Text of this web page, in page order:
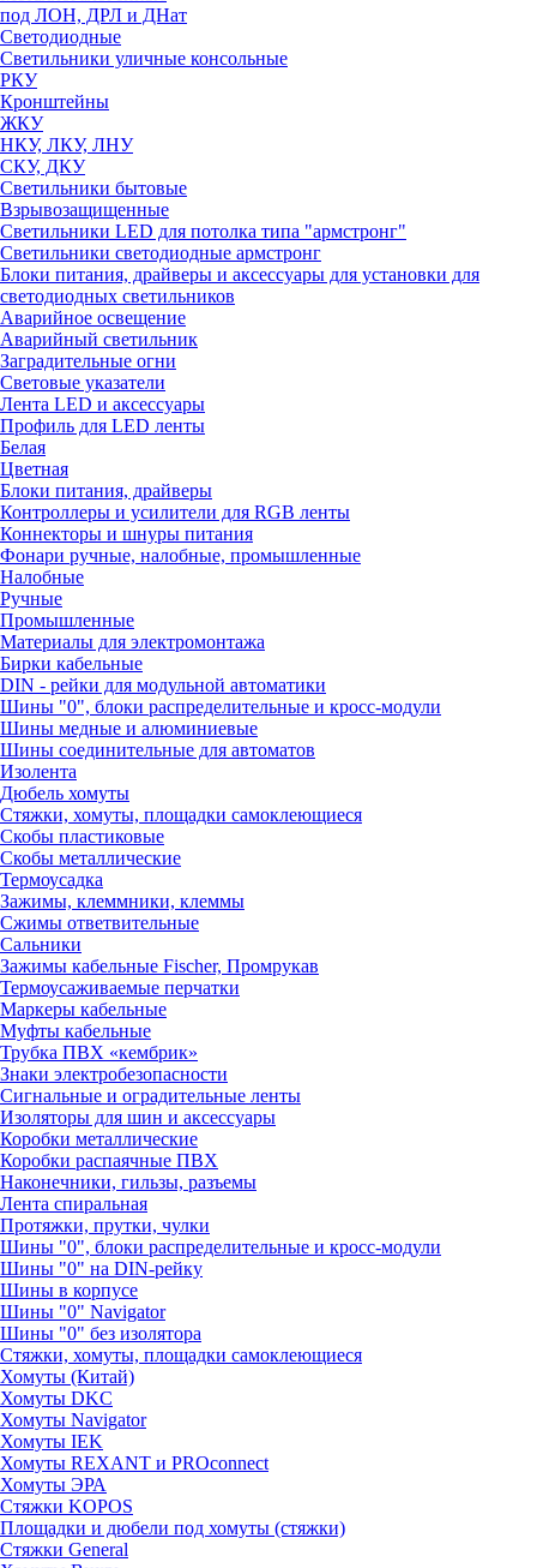
под ЛОН, ДРЛ и ДНат
Светодиодные
Светильники уличные консольные
РКУ
Кронштейны
ЖКУ
НКУ, ЛКУ, ЛНУ
СКУ, ДКУ
Светильники бытовые
Взрывозащищенные
Светильники LED для потолка типа "армстронг"
Светильники светодиодные армстронг
Блоки питания, драйверы и аксессуары для установки для
светодиодных светильников
Аварийное освещение
Аварийный светильник
Заградительные огни
Световые указатели
Лента LED и аксессуары
Профиль для LED ленты
Белая
Цветная
Блоки питания, драйверы
Контроллеры и усилители для RGB ленты
Коннекторы и шнуры питания
Фонари ручные, налобные, промышленные
Налобные
Ручные
Промышленные
Материалы для электромонтажа
Бирки кабельные
DIN - рейки для модульной автоматики
Шины "0", блоки распределительные и кросс-модули
Шины медные и алюминиевые
Шины соединительные для автоматов
Изолента
Дюбель хомуты
Стяжки, хомуты, площадки самоклеющиеся
Скобы пластиковые
Скобы металлические
Термоусадка
Зажимы, клеммники, клеммы
Сжимы ответвительные
Сальники
Зажимы кабельные Fischer, Промрукав
Термоусаживаемые перчатки
Маркеры кабельные
Муфты кабельные
Трубка ПВХ «кембрик»
Знаки электробезопасности
Сигнальные и оградительные ленты
Изоляторы для шин и аксессуары
Коробки металлические
Коробки распаячные ПВХ
Наконечники, гильзы, разъемы
Лента спиральная
Протяжки, прутки, чулки
Шины "0", блоки распределительные и кросс-модули
Шины "0" на DIN-рейку
Шины в корпусе
Шины "0" Navigator
Шины "0" без изолятора
Стяжки, хомуты, площадки самоклеющиеся
Хомуты (Китай)
Хомуты DKC
Хомуты Navigator
Хомуты IEK
Хомуты REXANT и PROconnect
Хомуты ЭРА
Стяжки KOPOS
Площадки и дюбели под хомуты (стяжки)
Стяжки General